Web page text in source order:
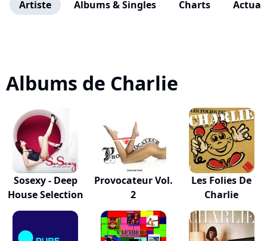
Artiste Albums & Singles Charts
Albums de Charlie
Sosexy - Deep
House Selection
Provocateur Vol.
2
Les Folies De
Charlie